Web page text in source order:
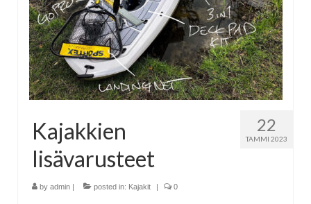
22
TAMMI 2023
Kajakkien
lisävarusteet
by admin | posted in: Kajakit | 0